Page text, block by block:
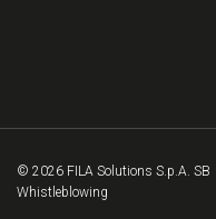
© 2026 FILA Solutions S.p.A. SB
Whistleblowing